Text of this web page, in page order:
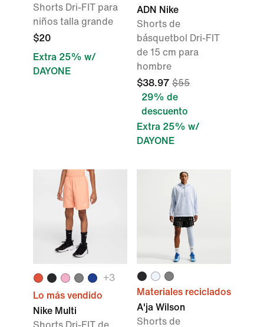
Shorts Dri-FIT para
niños talla grande
$20
Extra 25% w/
DAYONE
ADN Nike
Shorts de
básquetbol Dri-FIT
de 15 cm para
hombre
$38.97 $55
29% de
descuento
Extra 25% w/
DAYONE
+3
Lo más vendido
Nike Multi
Shorts Dri-FIT de
Materiales reciclados
A'ja Wilson
Shorts de